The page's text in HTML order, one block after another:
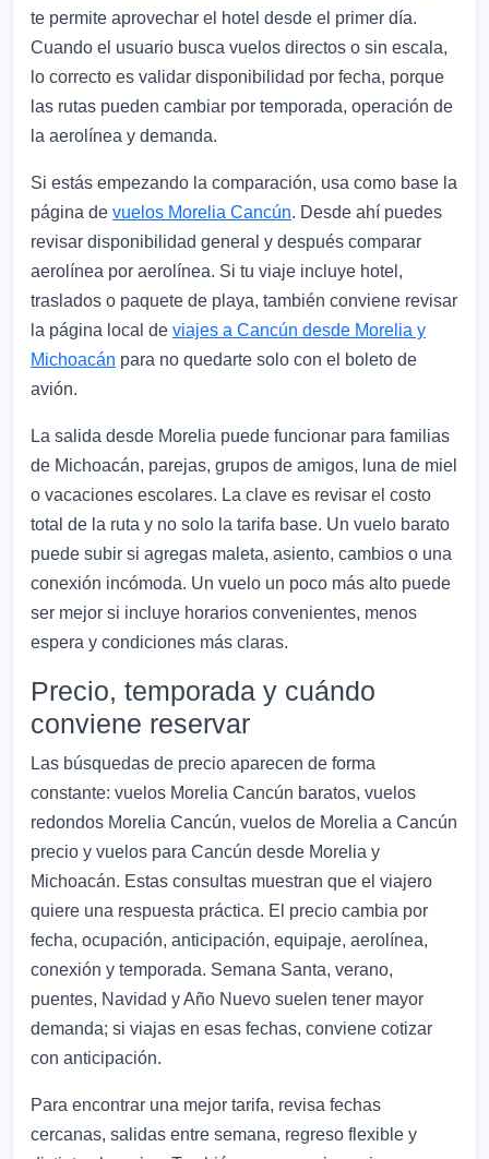
te permite aprovechar el hotel desde el primer día.
Cuando el usuario busca vuelos directos o sin escala,
lo correcto es validar disponibilidad por fecha, porque
las rutas pueden cambiar por temporada, operación de
la aerolínea y demanda.
Si estás empezando la comparación, usa como base la
página de vuelos Morelia Cancún. Desde ahí puedes
revisar disponibilidad general y después comparar
aerolínea por aerolínea. Si tu viaje incluye hotel,
traslados o paquete de playa, también conviene revisar
la página local de viajes a Cancún desde Morelia y
Michoacán para no quedarte solo con el boleto de
avión.
La salida desde Morelia puede funcionar para familias
de Michoacán, parejas, grupos de amigos, luna de miel
o vacaciones escolares. La clave es revisar el costo
total de la ruta y no solo la tarifa base. Un vuelo barato
puede subir si agregas maleta, asiento, cambios o una
conexión incómoda. Un vuelo un poco más alto puede
ser mejor si incluye horarios convenientes, menos
espera y condiciones más claras.
Precio, temporada y cuándo
conviene reservar
Las búsquedas de precio aparecen de forma
constante: vuelos Morelia Cancún baratos, vuelos
redondos Morelia Cancún, vuelos de Morelia a Cancún
precio y vuelos para Cancún desde Morelia y
Michoacán. Estas consultas muestran que el viajero
quiere una respuesta práctica. El precio cambia por
fecha, ocupación, anticipación, equipaje, aerolínea,
conexión y temporada. Semana Santa, verano,
puentes, Navidad y Año Nuevo suelen tener mayor
demanda; si viajas en esas fechas, conviene cotizar
con anticipación.
Para encontrar una mejor tarifa, revisa fechas
cercanas, salidas entre semana, regreso flexible y